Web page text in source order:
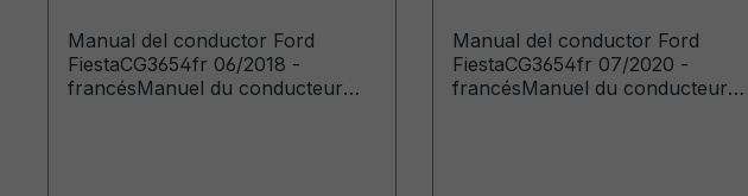
Manual del conductor Ford
FiestaCG3654fr 06/2018 -
francésManuel du conducteur
Manual del conductor Ford
FiestaCG3654fr 07/2020 -
francésManuel du conducteur